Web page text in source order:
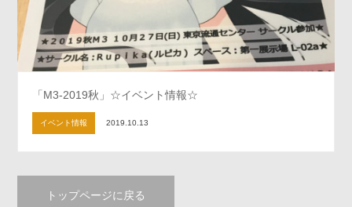
「M3-2019秋」☆イベント情報☆
イベント情報 2019.10.13
トップページに戻る